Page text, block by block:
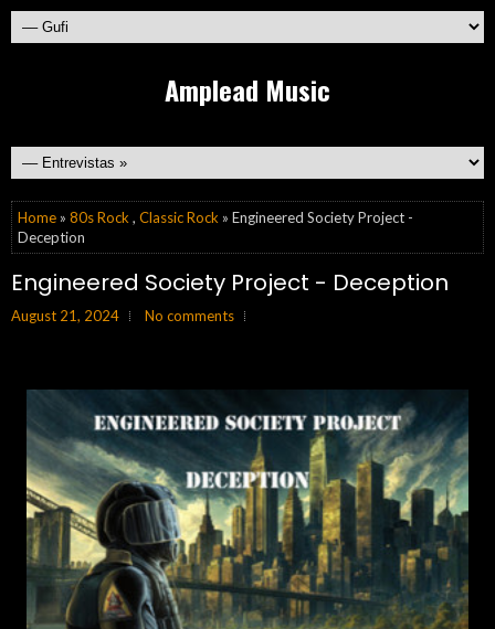
Amplead Music
Home » 80s Rock , Classic Rock » Engineered Society Project -
Deception
Engineered Society Project - Deception
August 21, 2024 No comments